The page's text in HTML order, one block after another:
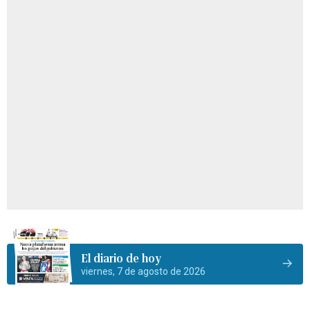
El diario de hoy
viernes, 7 de agosto de 2026